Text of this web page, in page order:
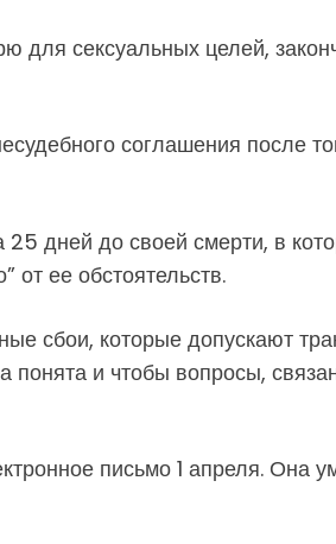
сексуальных целей,
соглашения после
дней до своей смерти, в
от ее обстоятельств.
сбои, которые допускают
и чтобы вопросы,
письмо 1 апреля. Она